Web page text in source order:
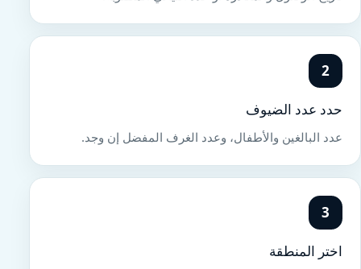
2
حدد عدد الضيوف
عدد البالغين والأطفال، وعدد الغرف المفضل إن وجد.
3
اختر المنطقة